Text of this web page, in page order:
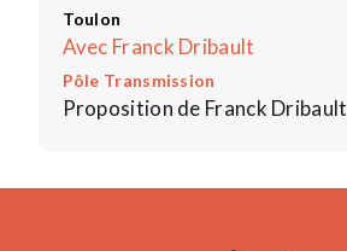
Toulon
Avec Franck Dribault
Pôle Transmission
Proposition de Franck Dribault